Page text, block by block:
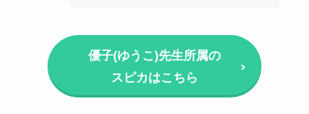
優子(ゆうこ)先生所属の
スピカはこちら